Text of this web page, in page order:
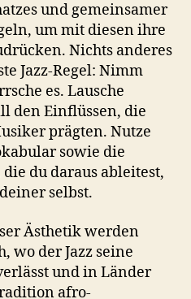
und gemeinsamer
um mit diesen ihre
Nichts anderes
Jazz-Regel: Nimm
es. Lausche
den Einflüssen, die
prägten. Nutze
sowie die
du daraus ableitest,
selbst.
Ästhetik werden
wo der Jazz seine
und in Länder
afro-